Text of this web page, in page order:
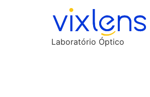
Laboratório Óptico